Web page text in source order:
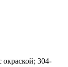
304-